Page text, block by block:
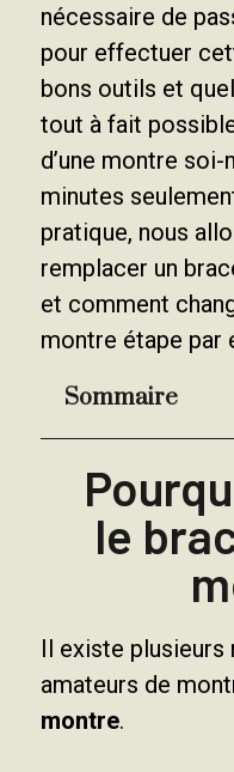
nécessaire de
pour effectuer
bons outils et
tout à fait
d’une montre
minutes
pratique, nous
remplacer un
et comment
montre étape par
Sommaire
le
Il existe plusieurs
amateurs de
montre.